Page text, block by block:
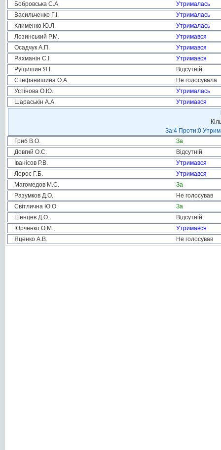
Бобровська С.А.
Утрималась
Васильченко Г.І.
Утрималась
Клименко Ю.Л.
Утрималась
Лозинський Р.М.
Утримався
Осадчук А.П.
Утримався
Рахманін С.І.
Утримався
Рущишин Я.І.
Відсутній
Стефанишина О.А.
Не голосувала
Устінова О.Ю.
Утрималась
Шараськін А.А.
Утримався
За:4 Проти:0
Гриб В.О.
За
Довгий О.С.
Відсутній
Іванісов Р.В.
Утримався
Лерос Г.Б.
Утримався
Магомедов М.С.
За
Разумков Д.О.
Не голосував
Світлична Ю.О.
За
Шенцев Д.О.
Відсутній
Юрченко О.М.
Утримався
Яценко А.В.
Не голосував